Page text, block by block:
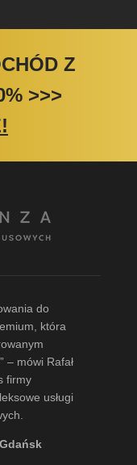
Z
>>>
do
która
– mówi Rafał
firmy
usługi